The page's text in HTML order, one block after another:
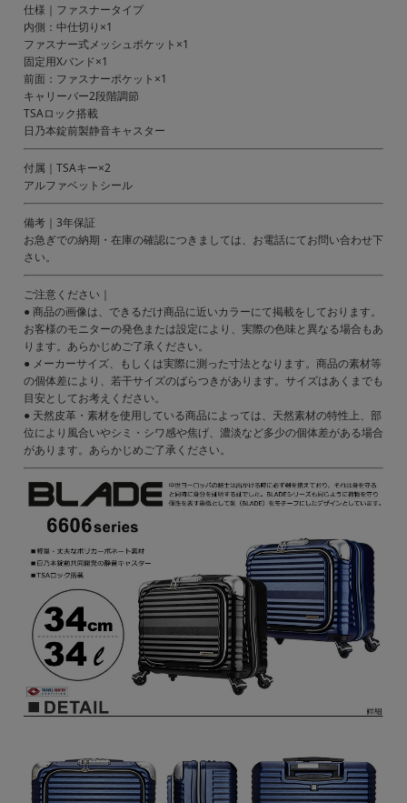
仕様｜ファスナータイプ
内側：中仕切り×1
ファスナー式メッシュポケット×1
固定用Xバンド×1
前面：ファスナーポケット×1
キャリーバー2段階調節
TSAロック搭載
日乃本錠前製静音キャスター
付属｜TSAキー×2
アルファベットシール
備考｜3年保証
お急ぎでの納期・在庫の確認につきましては、お電話にてお問い合わせ下
さい。
ご注意ください｜
● 商品の画像は、できるだけ商品に近いカラーにて掲載をしております。
お客様のモニターの発色または設定により、実際の色味と異なる場合もあ
ります。あらかじめご了承ください。
● メーカーサイズ、もしくは実際に測った寸法となります。商品の素材等
の個体差により、若干サイズのばらつきがあります。サイズはあくまでも
目安としてお考えください。
● 天然皮革・素材を使用している商品によっては、天然素材の特性上、部
位により風合いやシミ・シワ感や焦げ、濃淡など多少の個体差がある場合
があります。あらかじめご了承ください。